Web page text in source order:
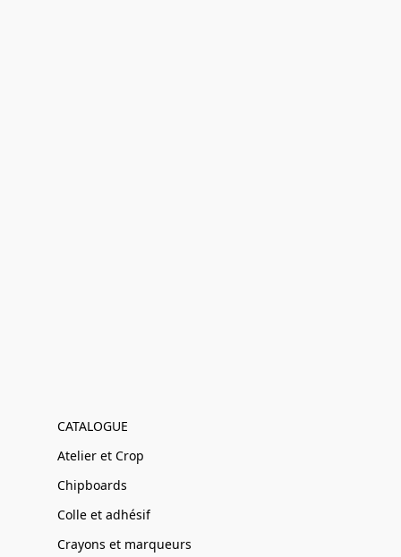
CATALOGUE
Atelier et Crop
Chipboards
Colle et adhésif
Crayons et marqueurs